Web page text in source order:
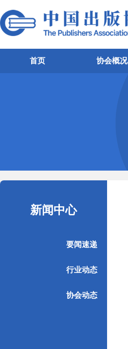
首页 协会概况
新闻中心
要闻速递
行业动态
协会动态